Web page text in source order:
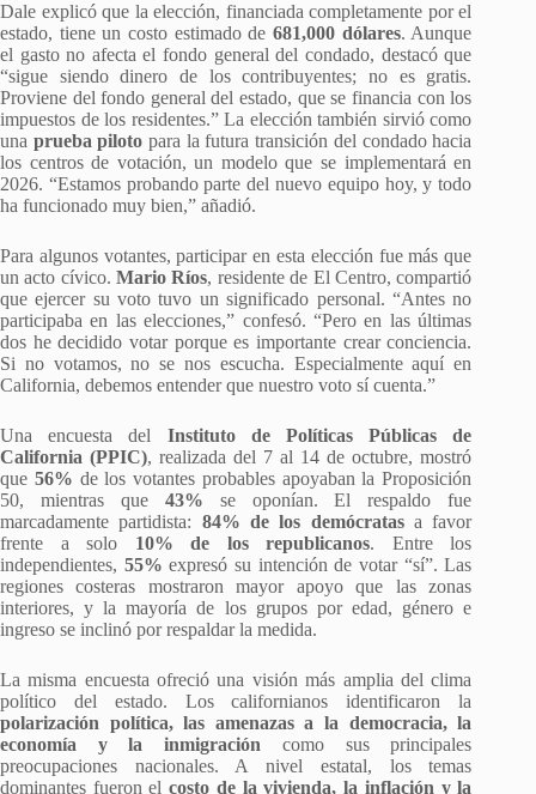
Dale explicó que la elección, financiada completamente por el
estado, tiene un costo estimado de 681,000 dólares. Aunque
el gasto no afecta el fondo general del condado, destacó que
“sigue siendo dinero de los contribuyentes; no es gratis.
Proviene del fondo general del estado, que se financia con los
impuestos de los residentes.” La elección también sirvió como
una prueba piloto para la futura transición del condado hacia
los centros de votación, un modelo que se implementará en
2026. “Estamos probando parte del nuevo equipo hoy, y todo
ha funcionado muy bien,” añadió.
Para algunos votantes, participar en esta elección fue más que
un acto cívico.Mario Ríos, residente de El Centro, compartió
que ejercer su voto tuvo un significado personal. “Antes no
participaba en las elecciones,” confesó. “Pero en las últimas
dos he decidido votar porque es importante crear conciencia.
Si no votamos, no se nos escucha. Especialmente aquí en
California, debemos entender que nuestro voto sí cuenta.”
Una encuesta del Instituto de Políticas Públicas de
California (PPIC), realizada del 7 al 14 de octubre, mostró
que 56% de los votantes probables apoyaban la Proposición
50, mientras que 43% se oponían. El respaldo fue
marcadamente partidista: 84% de los demócratasa favor
frente a solo 10% de los republicanos. Entre los
independientes, 55% expresó su intención de votar “sí”. Las
regiones costeras mostraron mayor apoyo que las zonas
interiores, y la mayoría de los grupos por edad, género e
ingreso se inclinó por respaldar la medida.
La misma encuesta ofreció una visión más amplia del clima
político del estado. Los californianos identificaron la
polarización política, las amenazas a la democracia, la
economía y la inmigración como sus principales
preocupaciones nacionales. A nivel estatal, los temas
dominantes fueron elcosto de la vivienda, la inflación y la